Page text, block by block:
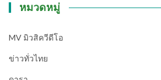
หมวดหมู่
MV มิวสิควีดีโอ
ข่าวทั่วไทย